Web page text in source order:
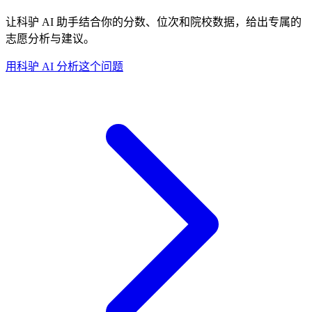
让科驴 AI 助手结合你的分数、位次和院校数据，给出专属的
志愿分析与建议。
用科驴 AI 分析这个问题